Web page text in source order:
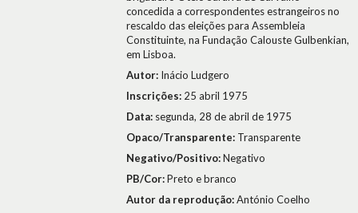
concedida a correspondentes estrangeiros no
rescaldo das eleições para Assembleia
Constituinte, na Fundação Calouste Gulbenkian,
em Lisboa.
Autor: Inácio Ludgero
Inscrições: 25 abril 1975
Data: segunda, 28 de abril de 1975
Opaco/Transparente: Transparente
Negativo/Positivo:Negativo
PB/Cor:Preto e branco
Autor da reprodução:António Coelho